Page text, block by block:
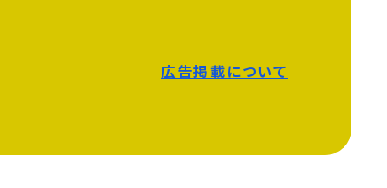
広告掲載について